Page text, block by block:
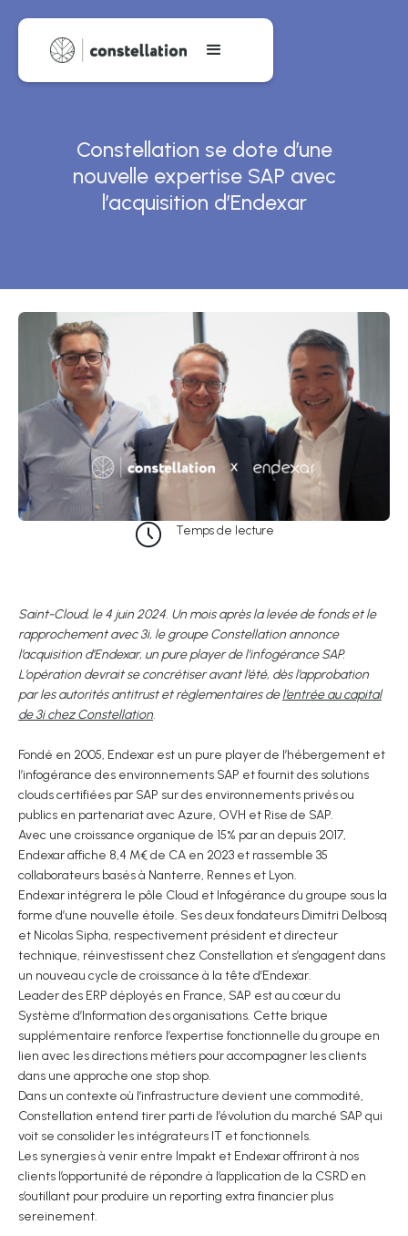
Constellation se dote d’une
nouvelle expertise SAP avec
l’acquisition d’Endexar
Temps de lecture
Saint-Cloud, le 4 juin 2024. Un mois après la levée de fonds et le
rapprochement avec 3i, le groupe Constellation annonce
l’acquisition d’Endexar, un pure player de l’infogérance SAP.
L’opération devrait se concrétiser avant l’été, dès l’approbation
par les autorités antitrust et règlementaires del’entrée au capital
de 3i chez Constellation.
Fondé en 2005, Endexar est un pure player de l’hébergement et
l’infogérance des environnements SAP et fournit des solutions
clouds certifiées par SAP sur des environnements privés ou
publics en partenariat avec Azure, OVH et Rise de SAP.
Avec une croissance organique de 15% par an depuis 2017,
Endexar affiche 8,4 M€ de CA en 2023 et rassemble 35
collaborateurs basés à Nanterre, Rennes et Lyon.
Endexar intégrera le pôle Cloud et Infogérance du groupe sous la
forme d’une nouvelle étoile. Ses deux fondateurs Dimitri Delbosq
et Nicolas Sipha, respectivement président et directeur
technique, réinvestissent chez Constellation et s’engagent dans
un nouveau cycle de croissance à la tête d’Endexar.
Leader des ERP déployés en France, SAP est au cœur du
Système d’Information des organisations. Cette brique
supplémentaire renforce l’expertise fonctionnelle du groupe en
lien avec les directions métiers pour accompagner les clients
dans une approche one stop shop.
Dans un contexte où l’infrastructure devient une commodité,
Constellation entend tirer parti de l’évolution du marché SAP qui
voit se consolider les intégrateurs IT et fonctionnels.
Les synergies à venir entre Impakt et Endexar offriront à nos
clients l’opportunité de répondre à l’application de la CSRD en
s’outillant pour produire un reporting extra financier plus
sereinement.